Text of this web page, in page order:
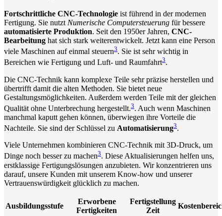
Fortschrittliche CNC-Technologie ist führend in der modernen
Fertigung. Sie nutzt Numerische Computersteuerung für bessere
automatisierte Produktion. Seit den 1950er Jahren, CNC-
Bearbeitung hat sich stark weiterentwickelt. Jetzt kann eine Person
viele Maschinen auf einmal steuern3. Sie ist sehr wichtig in
Bereichen wie Fertigung und Luft- und Raumfahrt3.
Die CNC-Technik kann komplexe Teile sehr präzise herstellen und
übertrifft damit die alten Methoden. Sie bietet neue
Gestaltungsmöglichkeiten. Außerdem werden Teile mit der gleichen
Qualität ohne Unterbrechung hergestellt.3. Auch wenn Maschinen
manchmal kaputt gehen können, überwiegen ihre Vorteile die
Nachteile. Sie sind der Schlüssel zu Automatisierung3.
Viele Unternehmen kombinieren CNC-Technik mit 3D-Druck, um
Dinge noch besser zu machen3. Diese Aktualisierungen helfen uns,
erstklassige Fertigungslösungen anzubieten. Wir konzentrieren uns
darauf, unsere Kunden mit unserem Know-how und unserer
Vertrauenswürdigkeit glücklich zu machen.
Ausbildungsstufe
Erworbene
Fertigkeiten
Fertigstellung
Zeit